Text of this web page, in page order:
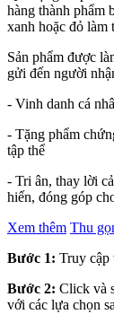
hàng thành phẩm
xanh hoặc đỏ làm
Sản phẩm được
gửi đến người
- Vinh danh cá
- Tặng phẩm
tập thể
- Tri ân, thay lời
hiến, đóng góp
Xem thêm Thu
Bước 1: Truy cập
Bước 2: Click và
với các lựa chọn